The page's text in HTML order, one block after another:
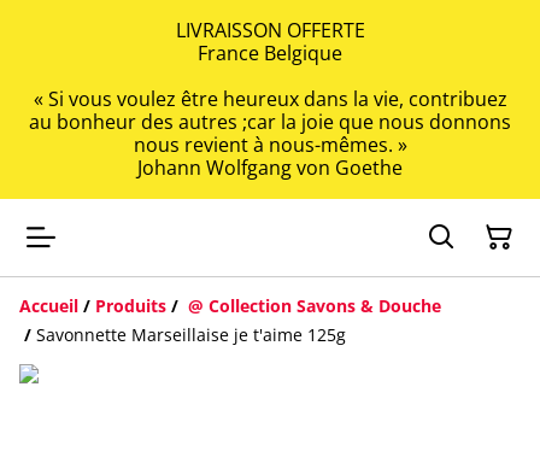
LIVRAISSON OFFERTE
France Belgique
« Si vous voulez être heureux dans la vie, contribuez
au bonheur des autres ;car la joie que nous donnons
nous revient à nous-mêmes. »
Johann Wolfgang von Goethe
Accueil / Produits / @ Collection Savons & Douche
/ Savonnette Marseillaise je t'aime 125g